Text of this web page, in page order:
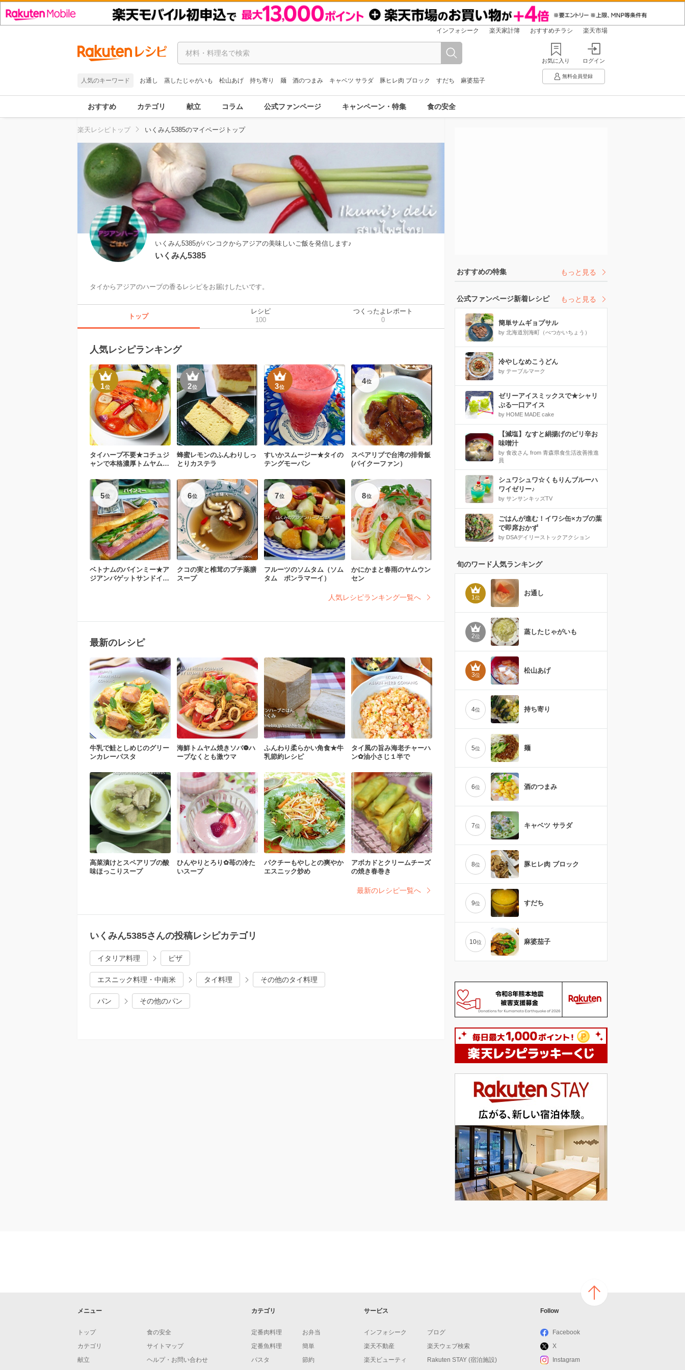
インフォシーク 楽天家計簿 おすすめチラシ 楽天市場
人気のキーワード お通し 蒸したじゃがいも 松山あげ 持ち寄り 麺 酒のつまみ キャベツ サラダ 豚ヒレ肉 ブロック すだち 麻婆茄子
お気に入り ログイン
無料会員登録
おすすめ カテゴリ 献立 コラム 公式ファンページ キャンペーン・特集 食の安全
楽天レシピトップ いくみん5385のマイページトップ
いくみん5385がバンコクからアジアの美味しいご飯を発信します♪
いくみん5385
タイからアジアのハーブの香るレシピをお届けしたいです。
トップ
レシピ
100
つくったよレポート
0
人気レシピランキング
1位
タイハーブ不要★コチュジ
ャンで本格濃厚トムヤムク
2位
蜂蜜レモンのふんわりしっ
とりカステラ
3位
すいかスムージー★タイの
テングモーパン
4位
スペアリブで台湾の排骨飯
(パイクーファン）
5位
ベトナムのバインミー★ア
ジアンバゲットサンドイッ
6位
クコの実と椎茸のプチ薬膳
スープ
7位
フルーツのソムタム（ソム
タム ポンラマーイ）
8位
かにかまと春雨のヤムウン
セン
人気レシピランキング一覧へ
最新のレシピ
牛乳で鮭としめじのグリー
ンカレーパスタ
海鮮トムヤム焼きソバ❁ハ
ーブなくとも激ウマ
ふんわり柔らかい角食★牛
乳節約レシピ
タイ風の旨み海老チャーハ
ン✿油小さじ１半で
高菜漬けとスペアリブの酸
味ほっこりスープ
ひんやりとろり✿苺の冷た
いスープ
パクチーもやしとの爽やか
エスニック炒め
アボカドとクリームチーズ
の焼き春巻き
最新のレシピ一覧へ
いくみん5385さんの投稿レシピカテゴリ
イタリア料理 ピザ
エスニック料理・中南米 タイ料理 その他のタイ料理
パン その他のパン
おすすめの特集 もっと見る
公式ファンページ新着レシピ もっと見る
簡単サムギョプサル
by 北海道別海町（べつかいちょう）
冷やしなめこうどん
by テーブルマーク
ゼリーアイスミックスで★シャリ
ぷる一口アイス
by HOME MADE cake
【減塩】なすと絹揚げのピリ辛お
味噌汁
by 食改さん from 青森県食生活改善推進
員
シュワシュワ☆くもりんブルーハ
ワイゼリー♪
by サンサンキッズTV
ごはんが進む！イワシ缶×カブの葉
で即席おかず
by DSAデイリーストックアクション
旬のワード人気ランキング
1位
お通し
2位
蒸したじゃがいも
3位
松山あげ
4位 持ち寄り
5位 麺
6位 酒のつまみ
7位 キャベツ サラダ
8位 豚ヒレ肉 ブロック
9位 すだち
10位 麻婆茄子
メニュー
トップ
カテゴリ
献立
食の安全
サイトマップ
ヘルプ・お問い合わせ
カテゴリ
定番肉料理
定番魚料理
パスタ
お弁当
簡単
節約
サービス
インフォシーク
楽天不動産
楽天ビューティ
ブログ
楽天ウェブ検索
Rakuten STAY (宿泊施設)
Follow
Facebook
X
Instagram